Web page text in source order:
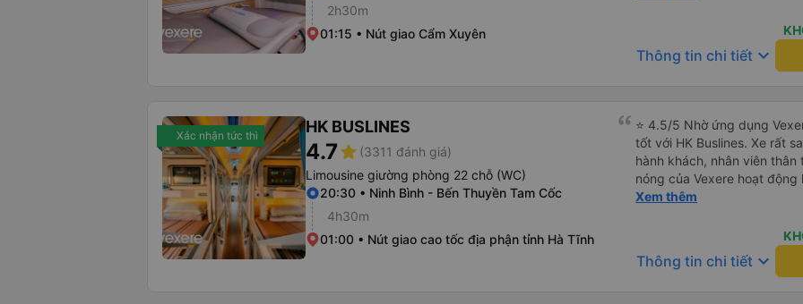
2h30m
01:15 • Nút giao Cẩm Xuyên
đến Sa Pa muộn 30 phút
buýt nên hãy cân nhắc
khu vực đường cao tốc (3
nhớ rằng đôi khi chất
thể rất rung lắc. Chúng tôi
cùng của xe buýt và bạn
nhiều, những ghế dưới
hơn nhiều và chúng tôi có
Nhìn chung là một hành trình
Thông tin chi tiết keyboard_arrow_down
Xác nhận tức thì HK BUSLINES
4.7star (3311 đánh giá)
Limousine giường phòng 22 chỗ (WC)
20:30 • Ninh Bình - Bến Thuyền Tam Cốc
4h30m
01:00 • Nút giao cao tốc địa phận tỉnh Hà Tĩnh
⭐ 4.5/5 Nhờ ứng dụng
tốt với HK Buslines. Xe rất
hành khách, nhân viên
nóng của Vexere hoạt
với khách hàng. Nhược
quay lại, điều này có thể
vì điểm trả khách chỉ ở
không phải ở nhà tôi :) Ưu
Xem thêm
Thông tin chi tiết keyboard_arrow_down